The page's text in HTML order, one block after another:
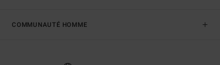
COMMUNAUTÉ HOMME